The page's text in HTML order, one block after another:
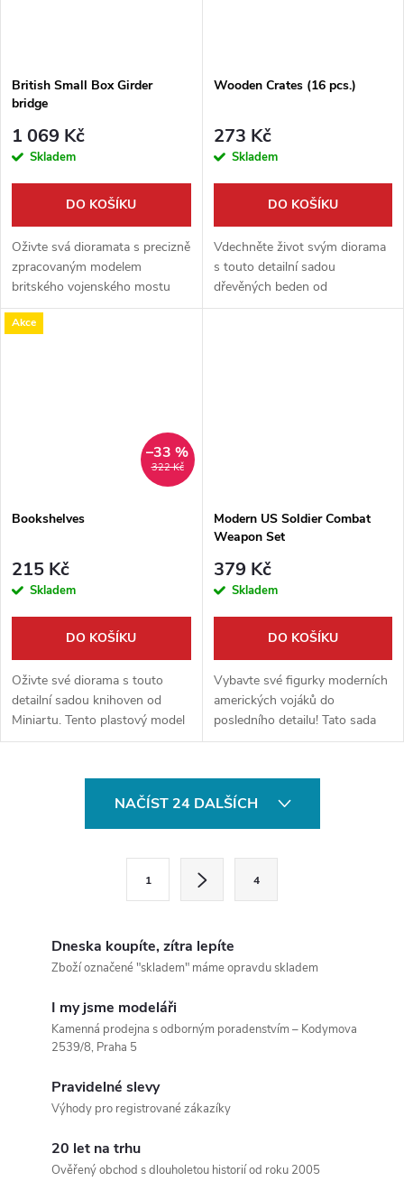
British Small Box Girder
bridge
1 069 Kč
Skladem
DO KOŠÍKU
Oživte svá dioramata s precizně
zpracovaným modelem
britského vojenského mostu
Small Box Girder od AFV Club.
Tato detailní stavebnice je
Wooden Crates (16 pcs.)
273 Kč
Skladem
DO KOŠÍKU
Vdechněte život svým diorama
s touto detailní sadou
dřevěných beden od
renomované značky Miniart.
Akce
322 Kč
–33 %
Bookshelves
215 Kč
Skladem
DO KOŠÍKU
Oživte své diorama s touto
detailní sadou knihoven od
Miniartu. Tento plastový model
je ideálním doplňkem pro scény
a dodá vašim výtvorům...
Modern US Soldier Combat
Weapon Set
379 Kč
Skladem
DO KOŠÍKU
Vybavte své figurky moderních
amerických vojáků do
posledního detailu! Tato sada
zbraní v měřítku 1/35 od Gecko
precizně zpracovaných zbraní
pro...
NAČÍST 24 DALŠÍCH
1 4
Dneska koupíte, zítra lepíte
Zboží označené "skladem" máme opravdu skladem
I my jsme modeláři
Kamenná prodejna s odborným poradenstvím – Kodymova
2539/8, Praha 5
Pravidelné slevy
Výhody pro registrované zákazíky
20 let na trhu
Ověřený obchod s dlouholetou historií od roku 2005